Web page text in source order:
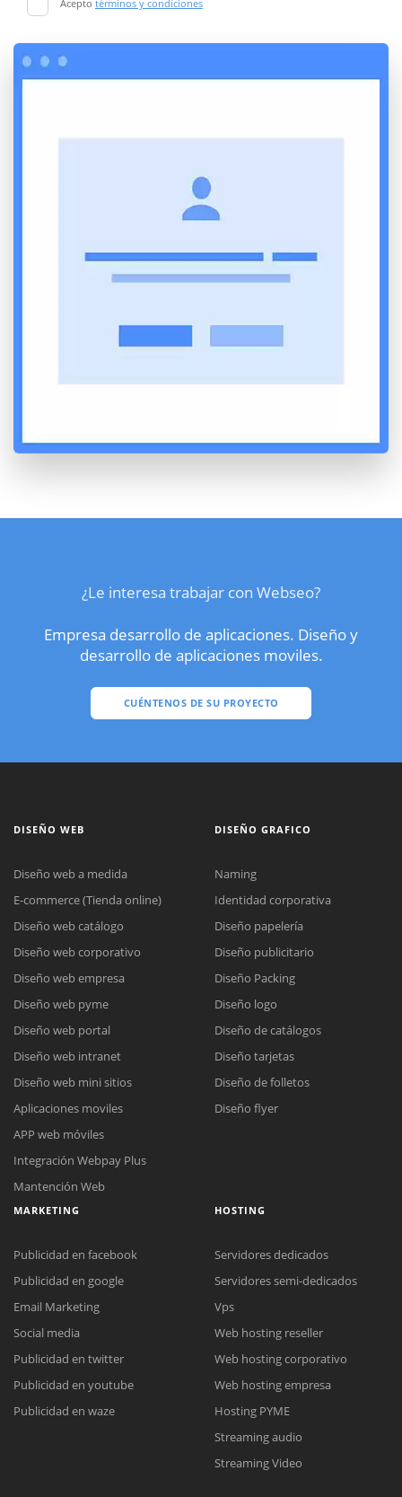
Acepto términos y condiciones
¿Le interesa trabajar con Webseo?
Empresa desarrollo de aplicaciones. Diseño y
desarrollo de aplicaciones moviles.
CUÉNTENOS DE SU PROYECTO
Reunión online
Nuestros ejecutivos le enviarán un correo electrónico con el enlace a
Meet para la reunión online.
Cotización
Todos nuestros ejecutivos están fuera de línea. Complete el formulario
DISEÑO WEB
Diseño web a medida
E-commerce (Tienda online)
Diseño web catálogo
Diseño web corporativo
Diseño web empresa
Diseño web pyme
Diseño web portal
Diseño web intranet
Diseño web mini sitios
Aplicaciones moviles
APP web móviles
Integración Webpay Plus
Mantención Web
DISEÑO GRAFICO
Naming
Identidad corporativa
Diseño papelería
Diseño publicitario
Diseño Packing
Diseño logo
Diseño de catálogos
Diseño tarjetas
Diseño de folletos
Diseño flyer
MARKETING
Publicidad en facebook
Publicidad en google
Email Marketing
Social media
Publicidad en twitter
Publicidad en youtube
Publicidad en waze
HOSTING
Servidores dedicados
Servidores semi-dedicados
Vps
Web hosting reseller
Web hosting corporativo
Web hosting empresa
Hosting PYME
Streaming audio
Streaming Video